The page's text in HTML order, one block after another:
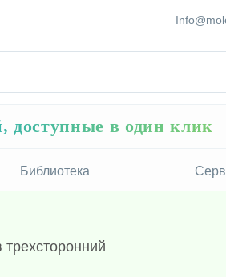
доступные в один клик
Библиотека